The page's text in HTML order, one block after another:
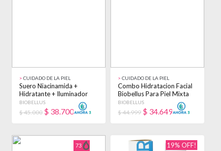
> CUIDADO DE LA PIEL
Suero Niacinamida +
Hidratante + Iluminador
Biobellus Kit Mixta
Día/noche
BIOBELLUS
$ 45.000 $ 38.700
> CUIDADO DE LA PIEL
Combo Hidratacion Facial
Biobellus Para Piel Mixta
Mixta Día/noche
BIOBELLUS
$ 44.999 $ 34.649
73 19% OFF!